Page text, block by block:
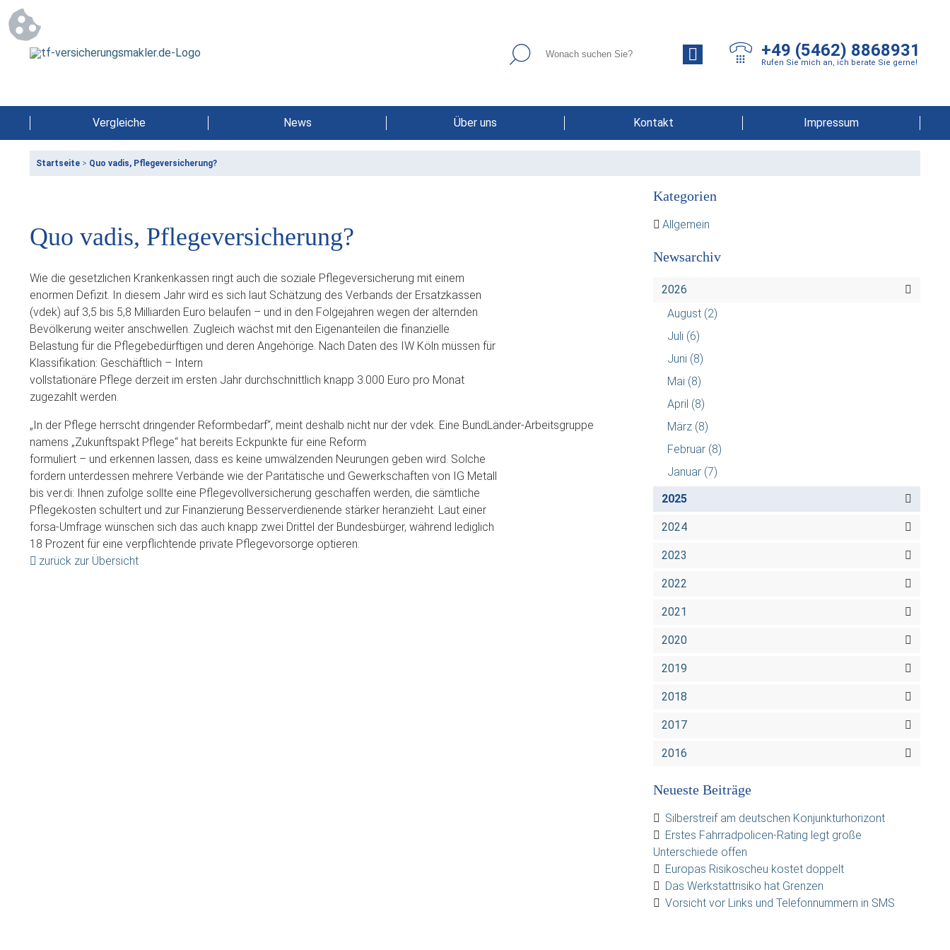
+49 (5462) 8868931
Rufen Sie mich an, ich berate Sie gerne!
Vergleiche News Über uns Kontakt Impressum
Startseite > Quo vadis, Pflegeversicherung?
Quo vadis, Pflegeversicherung?
Wie die gesetzlichen Krankenkassen ringt auch die soziale Pflegeversicherung mit einem
enormen Defizit. In diesem Jahr wird es sich laut Schätzung des Verbands der Ersatzkassen
(vdek) auf 3,5 bis 5,8 Milliarden Euro belaufen – und in den Folgejahren wegen der alternden
Bevölkerung weiter anschwellen. Zugleich wächst mit den Eigenanteilen die finanzielle
Belastung für die Pflegebedürftigen und deren Angehörige. Nach Daten des IW Köln müssen für
Klassifikation: Geschäftlich – Intern
vollstationäre Pflege derzeit im ersten Jahr durchschnittlich knapp 3.000 Euro pro Monat
zugezahlt werden.
„In der Pflege herrscht dringender Reformbedarf“, meint deshalb nicht nur der vdek. Eine BundLänder-Arbeitsgruppe
namens „Zukunftspakt Pflege“ hat bereits Eckpunkte für eine Reform
formuliert – und erkennen lassen, dass es keine umwälzenden Neurungen geben wird. Solche
fordern unterdessen mehrere Verbände wie der Paritätische und Gewerkschaften von IG Metall
bis ver.di: Ihnen zufolge sollte eine Pflegevollversicherung geschaffen werden, die sämtliche
Pflegekosten schultert und zur Finanzierung Besserverdienende stärker heranzieht. Laut einer
forsa-Umfrage wünschen sich das auch knapp zwei Drittel der Bundesbürger, während lediglich
18 Prozent für eine verpflichtende private Pflegevorsorge optieren.
zurück zur Übersicht
Kategorien
Allgemein
Newsarchiv
2026
August (2)
Juli (6)
Juni (8)
Mai (8)
April (8)
März (8)
Februar (8)
Januar (7)
2025
2024
2023
2022
2021
2020
2019
2018
2017
2016
Neueste Beiträge
Silberstreif am deutschen Konjunkturhorizont
Erstes Fahrradpolicen-Rating legt große
Unterschiede offen
Europas Risikoscheu kostet doppelt
Das Werkstattrisiko hat Grenzen
Vorsicht vor Links und Telefonnummern in SMS